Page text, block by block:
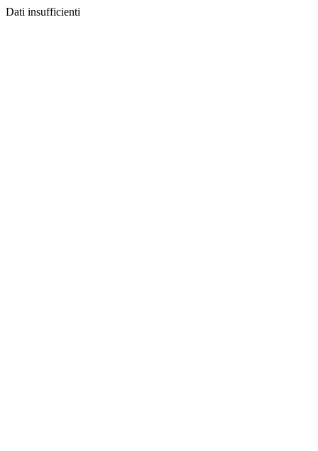
Dati insufficienti